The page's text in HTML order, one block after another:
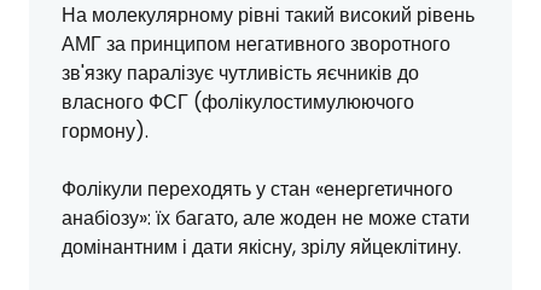
На молекулярному рівні такий високий рівень
АМГ за принципом негативного зворотного
зв'язку паралізує чутливість яєчників до
власного ФСГ (фолікулостимулюючого
гормону).
Фолікули переходять у стан «енергетичного
анабіозу»: їх багато, але жоден не може стати
домінантним і дати якісну, зрілу яйцеклітину.